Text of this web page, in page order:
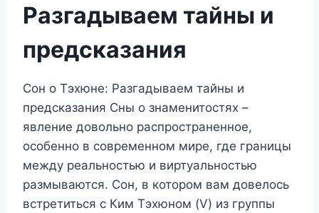
Разгадываем тайны и
предсказания
Сон о Тэхюне: Разгадываем тайны и
предсказания Сны о знаменитостях –
явление довольно распространенное,
особенно в современном мире, где границы
между реальностью и виртуальностью
размываются. Сон, в котором вам довелось
встретиться с Ким Тэхюном (V) из группы